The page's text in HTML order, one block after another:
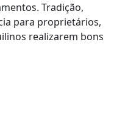
Tradição,
para proprietários,
realizarem bons